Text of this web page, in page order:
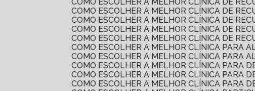
COMO ESCOLHER A MELHOR CLÍNICA DE
COMO ESCOLHER A MELHOR CLÍNICA DE
COMO ESCOLHER A MELHOR CLÍNICA DE
COMO ESCOLHER A MELHOR CLÍNICA DE
COMO ESCOLHER A MELHOR CLÍNICA PARA
COMO ESCOLHER A MELHOR CLÍNICA PARA
COMO ESCOLHER A MELHOR CLÍNICA PARA
COMO ESCOLHER A MELHOR CLÍNICA PARA
COMO ESCOLHER A MELHOR CLÍNICA PARA